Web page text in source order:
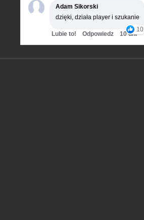
Adam Sikorski
dzięki, działa player i szukanie
10
Lubie to! Odpowiedz 10 dni